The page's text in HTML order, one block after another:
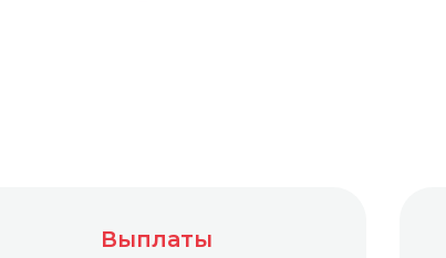
в ОРД ВК.
Выплаты